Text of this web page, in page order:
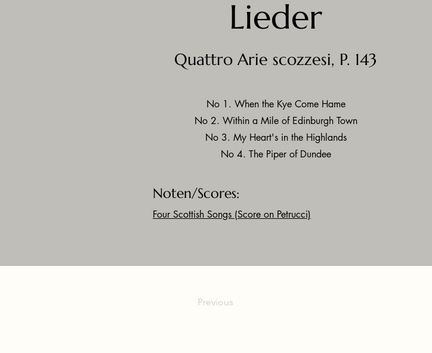
Lieder
Quattro Arie scozzesi, P. 143
No 1. When the Kye Come Hame
No 2. Within a Mile of Edinburgh Town
No 3. My Heart's in the Highlands
No 4. The Piper of Dundee
Noten/Scores:
Four Scottish Songs (Score on Petrucci)
Previous